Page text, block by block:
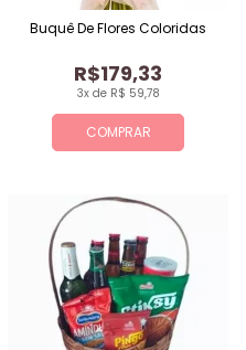
COMPRAR
3x de R$ 59,78
R$179,33
Buquê De Flores Coloridas